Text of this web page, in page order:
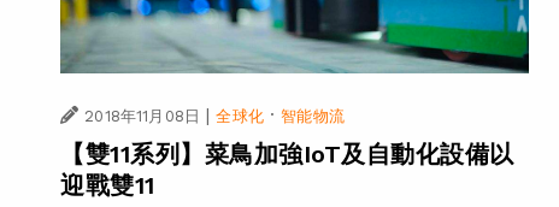
2018年11月08日 | 全球化·智能物流
【雙11系列】菜鳥加強IoT及自動化設備以
迎戰雙11